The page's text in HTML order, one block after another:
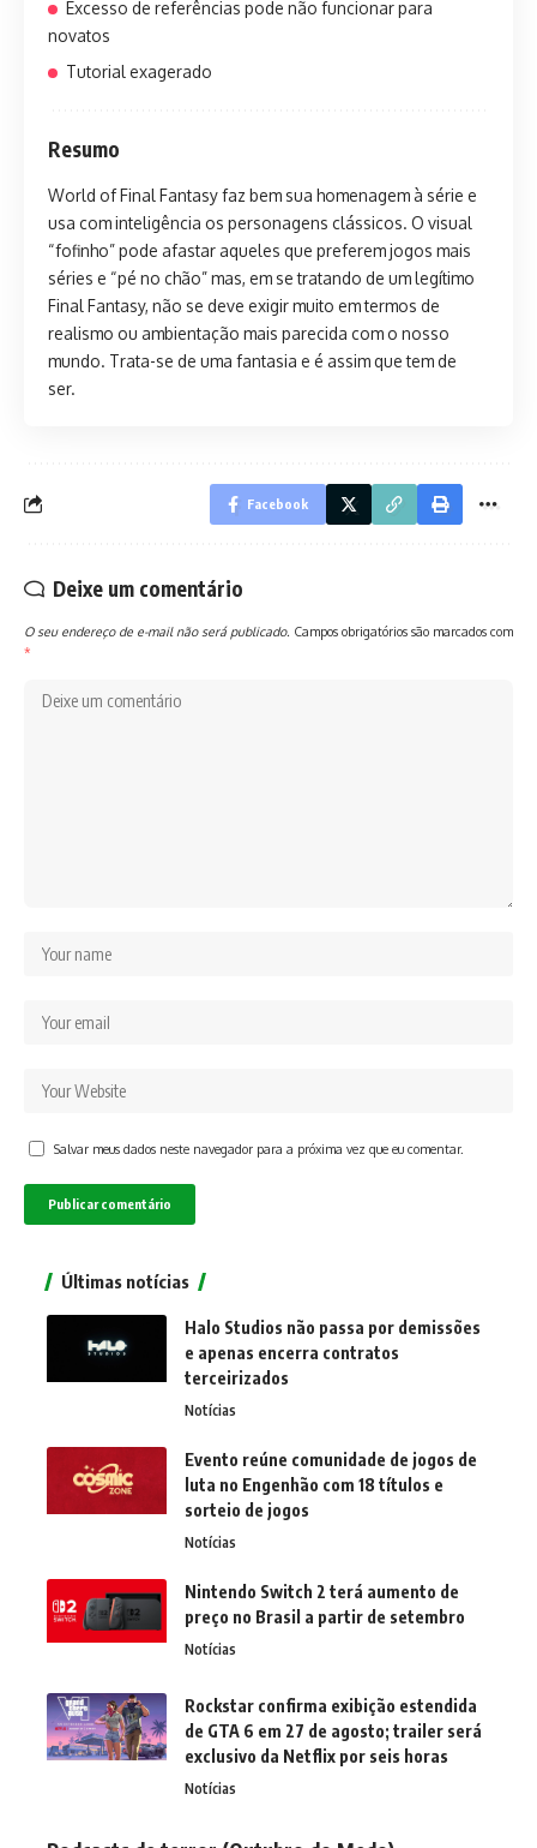
Excesso de referências pode não funcionar para
novatos
Tutorial exagerado
Resumo
World of Final Fantasy faz bem sua homenagem à série e
usa com inteligência os personagens clássicos. O visual
“fofinho” pode afastar aqueles que preferem jogos mais
séries e “pé no chão” mas, em se tratando de um legítimo
Final Fantasy, não se deve exigir muito em termos de
realismo ou ambientação mais parecida com o nosso
mundo. Trata-se de uma fantasia e é assim que tem de
ser.
Facebook
Deixe um comentário
O seu endereço de e-mail não será publicado. Campos obrigatórios são marcados com
*
Salvar meus dados neste navegador para a próxima vez que eu comentar.
Últimas notícias
Halo Studios não passa por demissões
e apenas encerra contratos
terceirizados
Notícias
Evento reúne comunidade de jogos de
luta no Engenhão com 18 títulos e
sorteio de jogos
Notícias
Nintendo Switch 2 terá aumento de
preço no Brasil a partir de setembro
Notícias
Rockstar confirma exibição estendida
de GTA 6 em 27 de agosto; trailer será
exclusivo da Netflix por seis horas
Notícias